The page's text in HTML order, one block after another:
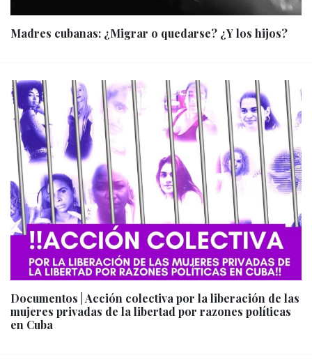
Madres cubanas: ¿Migrar o quedarse? ¿Y los hijos?
Documentos | Acción colectiva por la liberación de las
mujeres privadas de la libertad por razones políticas
en Cuba